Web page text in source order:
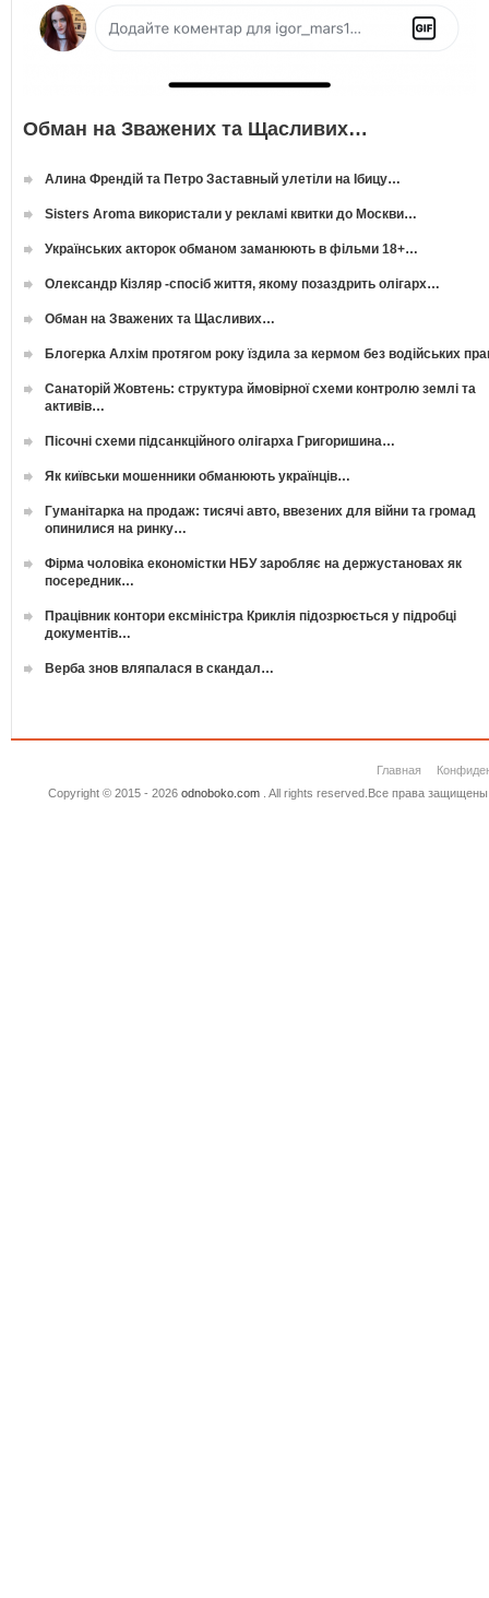
Обман на Зважених та Щасливих…
Алина Френдій та Петро Заставный улетіли на Ібицу…
Sisters Aroma використали у рекламі квитки до Москви…
Українських акторок обманом заманюють в фільми 18+…
Олександр Кізляр -спосіб життя, якому позаздрить олігарх…
Обман на Зважених та Щасливих…
Блогерка Алхім протягом року їздила за кермом без водійських
Санаторій Жовтень: структура ймовірної схеми контролю землі та
активів…
Пісочні схеми підсанкційного олігарха Григоришина…
Як київськи мошенники обманюють українців…
Гуманітарка на продаж: тисячі авто, ввезених для війни та громад
опинилися на ринку…
Фірма чоловіка економістки НБУ заробляє на держустановах як
посередник…
Працівник контори ексміністра Криклія підозрюється у підробці
документів…
Верба знов вляпалася в скандал…
Главная
Copyright © 2015 - 2026 odnoboko.com. All rights reserved.Все права защищены.